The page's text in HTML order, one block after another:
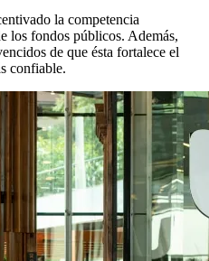
la competencia
los fondos públicos. Además,
de que ésta fortalece el
confiable.